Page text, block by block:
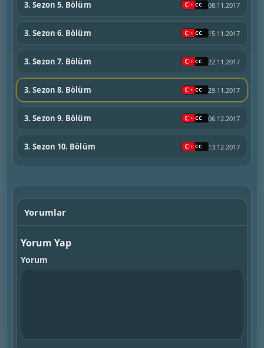
3. Sezon 5. Bölüm 08.11.2017
3. Sezon 6. Bölüm 15.11.2017
3. Sezon 7. Bölüm 22.11.2017
3. Sezon 8. Bölüm 29.11.2017
3. Sezon 9. Bölüm 06.12.2017
3. Sezon 10. Bölüm 13.12.2017
Yorumlar
Yorum Yap
Yorum